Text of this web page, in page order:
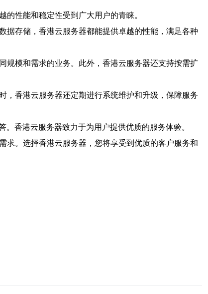
性能和稳定性受到广大用户的青睐。
据存储，香港云服务器都能提供卓越的性能，满足各种
规模和需求的业务。此外，香港云服务器还支持按需扩
，香港云服务器还定期进行系统维护和升级，保障服务
香港云服务器致力于为用户提供优质的服务体验。
求。选择香港云服务器，您将享受到优质的客户服务和